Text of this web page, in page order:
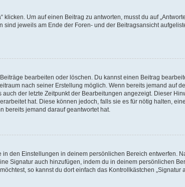
Um auf einen Beitrag zu antworten, musst du auf
jeweils am Ende der Foren- und der Beitragsansicht
bearbeiten oder löschen. Du kannst einen Beitrag
nach seiner Erstellung möglich. Wenn bereits jemand auf
der letzte Zeitpunkt der Bearbeitungen angezeigt. Dieser
hat. Diese können jedoch, falls sie es für nötig halten,
bereits jemand darauf geantwortet hat.
den Einstellungen in deinem persönlichen Bereich entwerfen.
Signatur auch hinzufügen, indem du in deinem persönlichen
so kannst du dort einfach das Kontrollkästchen „Signatur